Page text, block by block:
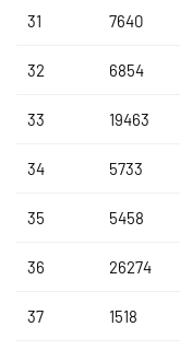
31 7640
32 6854
33 19463
34 5733
35 5458
36 26274
37 1518